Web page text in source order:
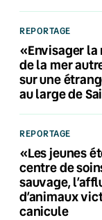
REPORTAGE
«Envisager la
de la mer
sur une
au large de
REPORTAGE
«Les jeunes
centre de
sauvage,
d’animaux
canicule